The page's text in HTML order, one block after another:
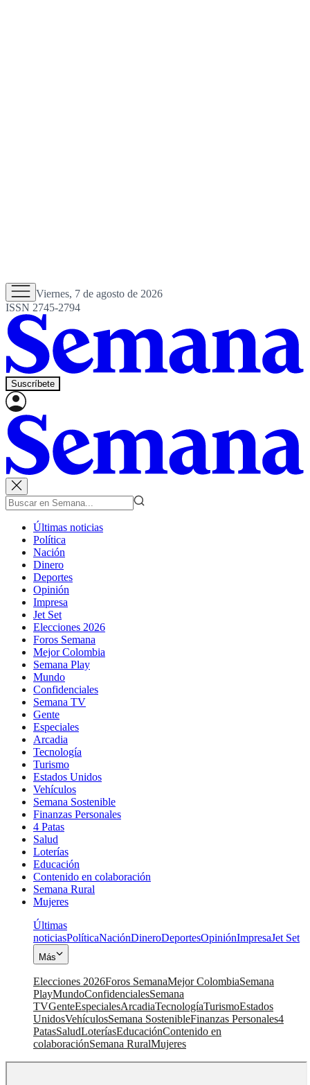
Viernes, 7 de agosto de 2026
ISSN 2745-2794
Suscríbete
Últimas noticias
Política
Nación
Dinero
Deportes
Opinión
Impresa
Jet Set
Elecciones 2026
Foros Semana
Mejor Colombia
Semana Play
Mundo
Confidenciales
Semana TV
Gente
Especiales
Arcadia
Tecnología
Turismo
Estados Unidos
Vehículos
Semana Sostenible
Finanzas Personales
4 Patas
Salud
Loterías
Educación
Contenido en colaboración
Semana Rural
Mujeres
Últimas
noticiasPolíticaNaciónDineroDeportesOpiniónImpresaJet Set
Más
Elecciones 2026Foros SemanaMejor ColombiaSemana
PlayMundoConfidencialesSemana
TVGenteEspecialesArcadiaTecnologíaTurismoEstados
UnidosVehículosSemana SostenibleFinanzas Personales4
PatasSaludLoteríasEducaciónContenido en
colaboraciónSemana RuralMujeres